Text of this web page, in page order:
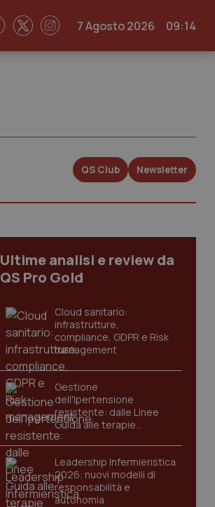
7 Agosto 2026 09:14
QS Club Newsletter
Ultime analisi e review da
QS Pro Gold
Cloud sanitario:
infrastrutture,
compliance, GDPR e Risk
management
Gestione
dell'Ipertensione
resistente: dalle Linee
Guida alle terapie
innovative
Leadership Infermieristica
2026: nuovi modelli di
responsabilità e
autonomia